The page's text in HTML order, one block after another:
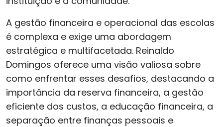
A gestão financeira e operacional das escolas
é complexa e exige uma abordagem
estratégica e multifacetada. Reinaldo
Domingos oferece uma visão valiosa sobre
como enfrentar esses desafios, destacando a
importância da reserva financeira, a gestão
eficiente dos custos, a educação financeira, a
separação entre finanças pessoais e